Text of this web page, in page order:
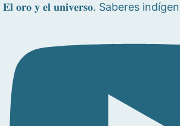
𝐄𝐥 𝐨𝐫𝐨 𝐲 𝐞𝐥 𝐮𝐧𝐢𝐯𝐞𝐫𝐬𝐨. Saberes